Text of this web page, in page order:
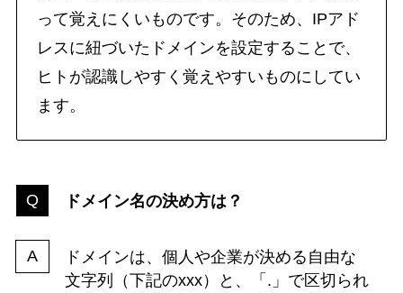
って覚えにくいものです。そのため、IPアド
レスに紐づいたドメインを設定することで、
ヒトが認識しやすく覚えやすいものにしてい
ます。
ドメイン名の決め方は？
ドメインは、個人や企業が決める自由な
文字列（下記のxxx）と、「.」で区切られ